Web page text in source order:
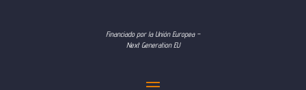
Financiado por la Unión Europea –
Next Generation EU